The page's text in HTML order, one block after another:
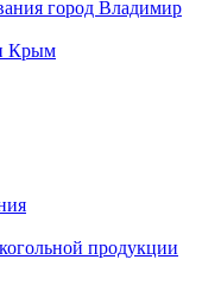
город Владимир
Крым
продукции